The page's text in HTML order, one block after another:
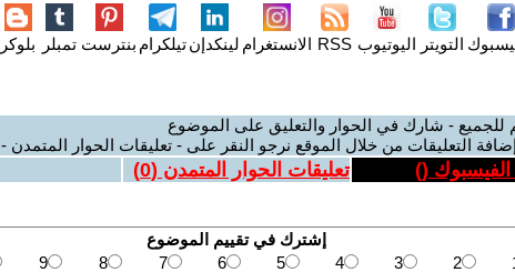
التويتر اليوتيوب RSS الانستغرام لينكدإنتيلكرام بنترست تمبلر بلوكر
للجميع - شارك في الحوار والتعليق على الموضوع
التعليقات من خلال الموقع نرجو النقر على - تعليقات الحوار المتمدن -
الفيسبوك () تعليقات الحوار المتمدن (0
)